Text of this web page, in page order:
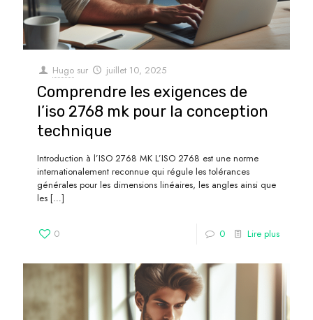
Hugo sur juillet 10, 2025
Comprendre les exigences de
l’iso 2768 mk pour la conception
technique
Introduction à l’ISO 2768 MK L’ISO 2768 est une norme
internationalement reconnue qui régule les tolérances
générales pour les dimensions linéaires, les angles ainsi que
les […]
0 0 Lire plus